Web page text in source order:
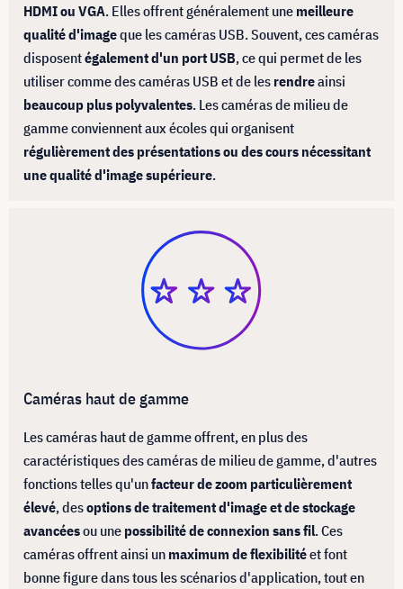
HDMI ou VGA. Elles offrent généralement une meilleure
qualité d'imageque les caméras USB. Souvent, ces caméras
disposentégalement d'un port USB, ce qui permet de les
utiliser comme des caméras USB et de les rendreainsi
beaucoup plus polyvalentes. Les caméras de milieu de
gamme conviennent aux écoles qui organisent
régulièrement des présentations ou des cours nécessitant
une qualité d'image supérieure.
Caméras haut de gamme
Les caméras haut de gamme offrent, en plus des
caractéristiques des caméras de milieu de gamme, d'autres
fonctions telles qu'unfacteur de zoom particulièrement
élevé, desoptions de traitement d'image et de stockage
avancéesou une possibilité de connexion sans fil. Ces
caméras offrent ainsi un maximum de flexibilitéet font
bonne figure dans tous les scénarios d'application, tout en